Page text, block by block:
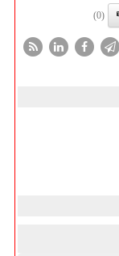
(0)